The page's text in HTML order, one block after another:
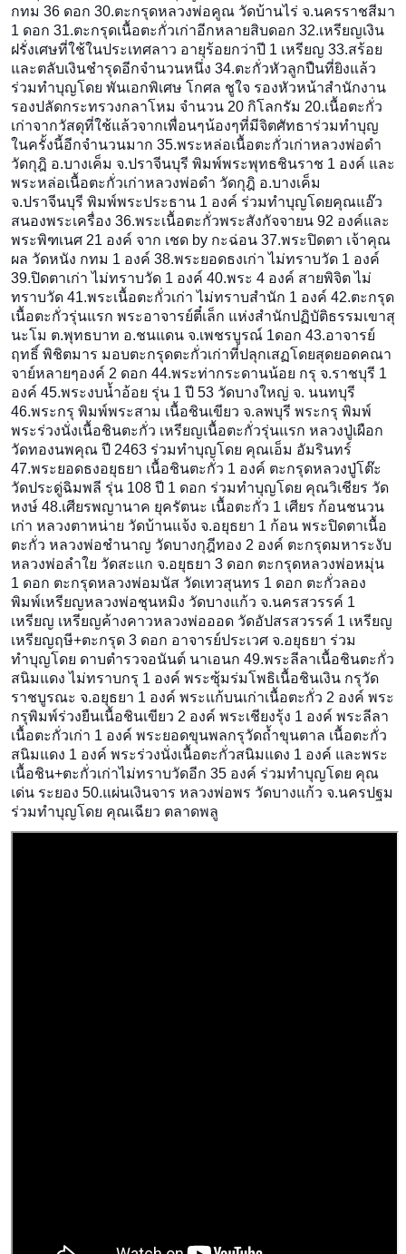
กทม 36 ดอก 30.ตะกรุดหลวงพ่อคูณ วัดบ้านไร่ จ.นครราชสีมา
1 ดอก 31.ตะกรุดเนื้อตะกั่วเก่าอีกหลายสิบดอก 32.เหรียญเงิน
ฝรั่งเศษที่ใช้ในประเทศลาว อายุร้อยกว่าปี 1 เหรียญ 33.สร้อย
และตลับเงินชำรุดอีกจำนวนหนึ่ง 34.ตะกั่วหัวลูกปืนที่ยิงแล้ว
ร่วมทำบุญโดย พันเอกพิเศษ โกศล ชูใจ รองหัวหน้าสำนักงาน
รองปลัดกระทรวงกลาโหม จำนวน 20 กิโลกรัม 20.เนื้อตะกั่ว
เก่าจากวัสดุที่ใช้แล้วจากเพื่อนๆน้องๆที่มีจิตศัทธาร่วมทำบุญ
ในครั้งนี้อีกจำนวนมาก 35.พระหล่อเนื้อตะกั่วเก่าหลวงพ่อดำ
วัดกุฎิ อ.บางเค็ม จ.ปราจีนบุรี พิมพ์พระพุทธชินราช 1 องค์ และ
พระหล่อเนื้อตะกั่วเก่าหลวงพ่อดำ วัดกุฎิ อ.บางเค็ม
จ.ปราจีนบุรี พิมพ์พระประธาน 1 องค์ ร่วมทำบุญโดยคุณแอ๊ว
สนองพระเครื่อง 36.พระเนื้อตะกั่วพระสังกัจจายน 92 องค์และ
พระพิฑเนศ 21 องค์ จาก เชด by กะฉ่อน 37.พระปิดตา เจ้าคุณ
ผล วัดหนัง กทม 1 องค์ 38.พระยอดธงเก่า ไม่ทราบวัด 1 องค์
39.ปิดตาเก่า ไม่ทราบวัด 1 องค์ 40.พระ 4 องค์ สายพิจิต ไม่
ทราบวัด 41.พระเนื้อตะกั่วเก่า ไม่ทราบสำนัก 1 องค์ 42.ตะกรุด
เนื้อตะกั่วรุ่นแรก พระอาจารย์ตี๋เล็ก แห่งสำนักปฏิบัติธรรมเขาสุ
นะโม ต.พุทธบาท อ.ชนแดน จ.เพชรบูรณ์ 1ดอก 43.อาจารย์
ฤทธิ์ พิชิตมาร มอบตะกรุดตะกั่วเก่าที่ปลุกเสฏโดยสุดยอดคณา
จาย์หลายๆองค์ 2 ดอก 44.พระท่ากระดานน้อย กรุ จ.ราชบุรี 1
องค์ 45.พระงบน้ำอ้อย รุ่น 1 ปี 53 วัดบางใหญ่ จ. นนทบุรี
46.พระกรุ พิมพ์พระสาม เนื้อชินเขียว จ.ลพบุรี พระกรุ พิมพ์
พระร่วงนั่งเนื้อชินตะกั่ว เหรียญเนื้อตะกั่วรุ่นแรก หลวงปู่เผือก
วัดทองนพคุณ ปี 2463 ร่วมทำบุญโดย คุณเอ็ม อัมรินทร์
47.พระยอดธงอยุธยา เนื้อชินตะกั่ว 1 องค์ ตะกรุดหลวงปู่โต๊ะ
วัดประดู่ฉิมพลี รุ่น 108 ปี 1 ดอก ร่วมทำบุญโดย คุณวิเชียร วัด
หงษ์ 48.เศียรพญานาค ยุครัตนะ เนื้อตะกั่ว 1 เศียร ก้อนชนวน
เก่า หลวงตาหน่าย วัดบ้านแจ้ง จ.อยุธยา 1 ก้อน พระปิดตาเนื้อ
ตะกั่ว หลวงพ่อชำนาญ วัดบางกุฎีทอง 2 องค์ ตะกรุดมหาระงับ
หลวงพ่อลำใย วัดสะแก จ.อยุธยา 3 ดอก ตะกรุดหลวงพ่อหมุ่น
1 ดอก ตะกรุดหลวงพ่อมนัส วัดเทวสุนทร 1 ดอก ตะกั่วลอง
พิมพ์เหรียญหลวงพ่อชุนหมิง วัดบางแก้ว จ.นครสวรรค์ 1
เหรียญ เหรียญค้างคาวหลวงพ่อออด วัดอัปสรสวรรค์ 1 เหรียญ
เหรียญฤษี+ตะกรุด 3 ดอก อาจารย์ประเวศ จ.อยุธยา ร่วม
ทำบุญโดย ดาบตำรวจอนันต์ นาเอนก 49.พระลีลาเนื้อชินตะกั่ว
สนิมแดง ไม่ทราบกรุ 1 องค์ พระซุ้มร่มโพธิเนื้อชินเงิน กรุวัด
ราชบูรณะ จ.อยุธยา 1 องค์ พระแก้บนเก่าเนื้อตะกั่ว 2 องค์ พระ
กรุพิมพ์ร่วงยืนเนื้อชินเขียว 2 องค์ พระเชียงรุ้ง 1 องค์ พระลีลา
เนื้อตะกั่วเก่า 1 องค์ พระยอดขุนพลกรุวัดถ้ำขุนตาล เนื้อตะกั่ว
สนิมแดง 1 องค์ พระร่วงนั่งเนื้อตะกั่วสนิมแดง 1 องค์ และพระ
เนื้อชิน+ตะกั่วเก่าไม่ทราบวัดอีก 35 องค์ ร่วมทำบุญโดย คุณ
เด่น ระยอง 50.แผ่นเงินจาร หลวงพ่อพร วัดบางแก้ว จ.นครปฐม
ร่วมทำบุญโดย คุณเฉียว ตลาดพลู